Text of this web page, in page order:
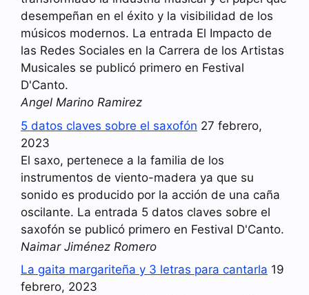
desempeñan en el éxito y la visibilidad de los
músicos modernos. La entrada El Impacto de
las Redes Sociales en la Carrera de los Artistas
Musicales se publicó primero en Festival
D'Canto.
Angel Marino Ramirez
5 datos claves sobre el saxofón 27 febrero,
2023
El saxo, pertenece a la familia de los
instrumentos de viento-madera ya que su
sonido es producido por la acción de una caña
oscilante. La entrada 5 datos claves sobre el
saxofón se publicó primero en Festival D'Canto.
Naimar Jiménez Romero
La gaita margariteña y 3 letras para cantarla 19
febrero, 2023